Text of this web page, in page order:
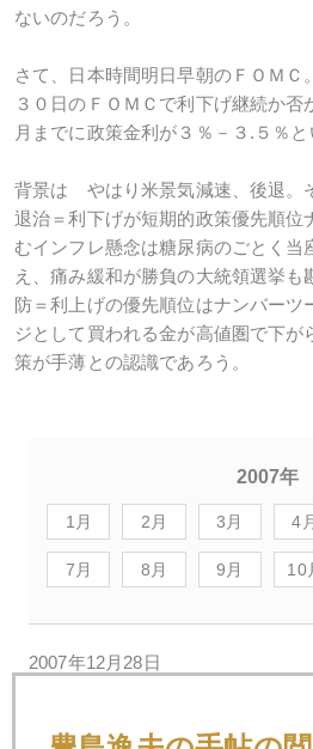
ないのだろう。
さて、日本時間明日早朝のＦＯＭＣ
３０日のＦＯＭＣで利下げ継続か否
月までに政策金利が３％－３.５％と
背景は やはり米景気減速、後退。
退治＝利下げが短期的政策優先順位
むインフレ懸念は糖尿病のごとく当
え、痛み緩和が勝負の大統領選挙
防＝利上げの優先順位はナンバーツ
ジとして買われる金が高値圏で下が
策が手薄との認識であろう。
2007年
1月 2月 3月 4
7月 8月 9月 10
2007年12月28日